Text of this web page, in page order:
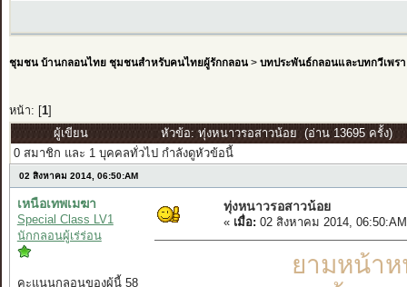
ชุมชน บ้านกลอนไทย ชุมชนสำหรับคนไทยผู้รักกลอน> บทประพันธ์กลอนและบทกวีเพรา
หน้า: [ 1]
ผู้เขียน
หัวข้อ: ทุ่งหนาวรอสาวน้อย (อ่าน 13695 ครั้ง)
0 สมาชิก และ 1 บุคคลทั่วไป กำลังดูหัวข้อนี้
02 สิงหาคม 2014, 06:50:AM
เหนือเทพเมฆา
Special Class LV1
นักกลอนผู้เร่ร่อน
คะแนนกลอนของผู้นี้ 58
ทุ่งหนาวรอสาวน้อย
« เมื่อ: 02 สิงหาคม 2014,
ยามหน้า